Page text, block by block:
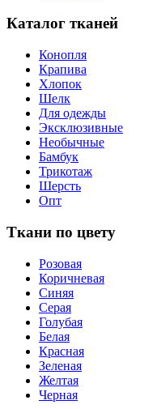
Каталог тканей
Конопля
Крапива
Хлопок
Шелк
Для одежды
Эксклюзивные
Необычные
Бамбук
Трикотаж
Шерсть
Опт
Ткани по цвету
Розовая
Коричневая
Синяя
Серая
Голубая
Белая
Красная
Зеленая
Желтая
Черная